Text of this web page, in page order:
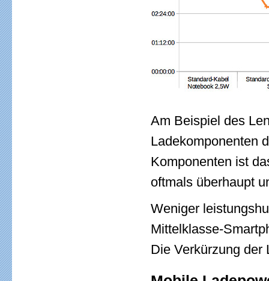
Am Beispiel des
Ladekomponenten
Komponenten ist
oftmals überhaupt
Weniger
Mittelklasse-
Die Verkürzung der